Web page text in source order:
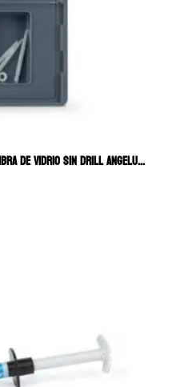
DE VIDRIO SIN DRILL ANGELUS 5